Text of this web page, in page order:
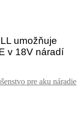
umožňuje
v 18V náradí
pre aku náradie